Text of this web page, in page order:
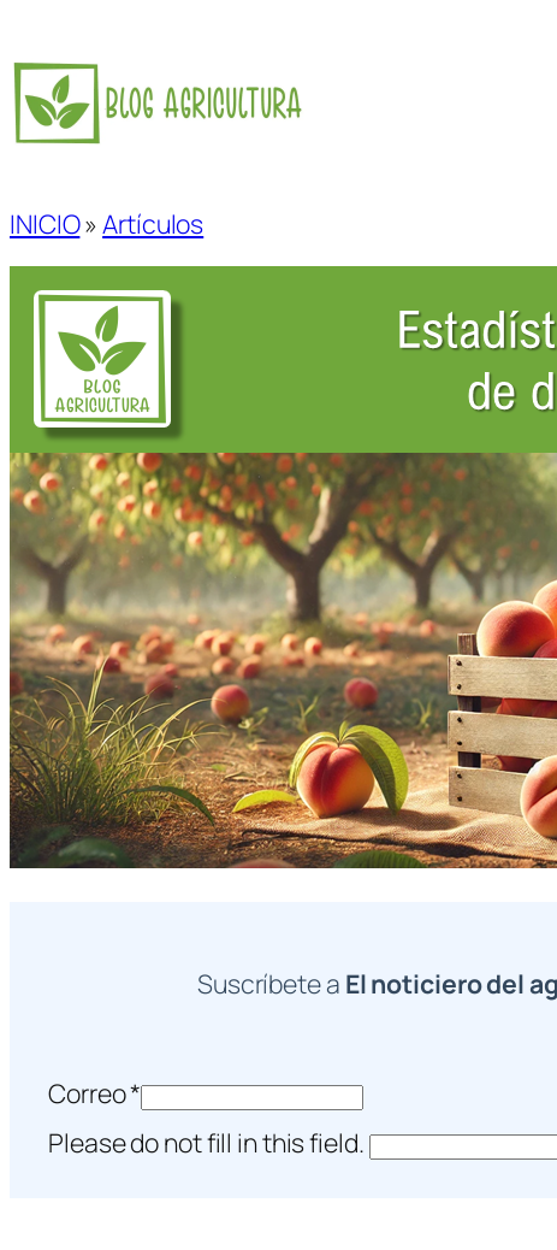
Saltar
al
contenido
INICIO»Artículos
Suscríbete a El noticiero del
Correo*
Please do not fill in this field.